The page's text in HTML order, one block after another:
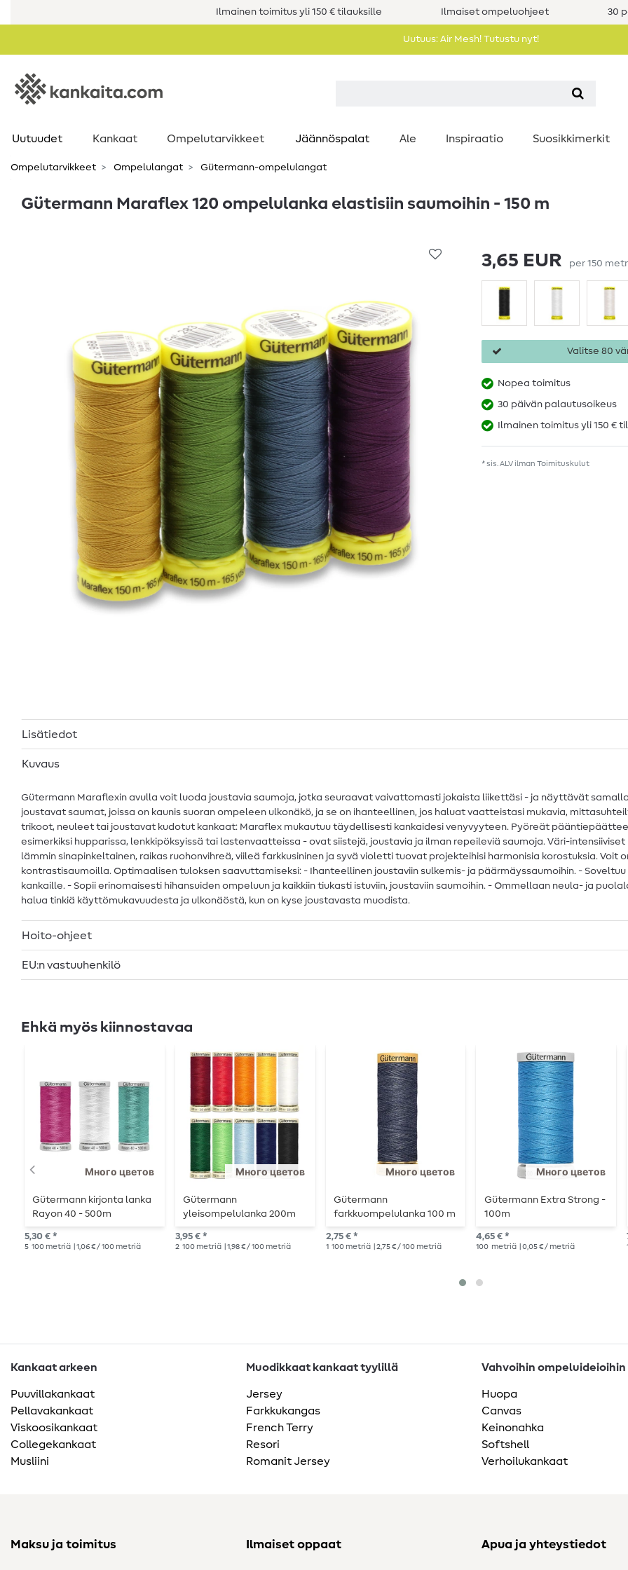
Ilmainen toimitus yli 150 € tilauksille Ilmaiset ompeluohjeet 30
Uutuus: Air Mesh! Tutustu nyt!
Uutuudet Kankaat Ompelutarvikkeet Jäännöspalat Ale Inspiraatio Suosikkimerkit
Ompelutarvikkeet Ompelulangat Gütermann-ompelulangat
Gütermann Maraflex 120 ompelulanka elastisiin saumoihin - 150 m
3,65 EUR per 150
Valitse 80
Nopea toimitus
30 päivän palautusoikeus
Ilmainen toimitus yli 150 €
* sis. ALV ilman Toimituskulut
Lisätiedot
Kuvaus
Gütermann Maraflexin avulla voit luoda joustavia saumoja, jotka seuraavat vaivattomasti jokaista liikettäsi - ja näyttävät
joustavat saumat, joissa on kaunis suoran ompeleen ulkonäkö, ja se on ihanteellinen, jos haluat vaatteistasi mukavia,
trikoot, neuleet tai joustavat kudotut kankaat: Maraflex mukautuu täydellisesti kankaidesi venyvyyteen. Pyöreät
esimerkiksi hupparissa, lenkkipöksyissä tai lastenvaatteissa - ovat siistejä, joustavia ja ilman repeileviä saumoja. Väri-
lämmin sinapinkeltainen, raikas ruohonvihreä, viileä farkkusininen ja syvä violetti tuovat projekteihisi harmonisia korostuksia.
kontrastisaumoilla. Optimaalisen tuloksen saavuttamiseksi: - Ihanteellinen joustaviin sulkemis- ja päärmäyssaumoihin. -
kankaille. - Sopii erinomaisesti hihansuiden ompeluun ja kaikkiin tiukasti istuviin, joustaviin saumoihin. - Ommellaan neula- ja
halua tinkiä käyttömukavuudesta ja ulkonäöstä, kun on kyse joustavasta muodista.
Hoito-ohjeet
EU:n vastuuhenkilö
Ehkä myös kiinnostavaa
Много цветов
Gütermann kirjonta lanka
Rayon 40 - 500m
5,30 € *
5 100 metriä | 1,06 € / 100 metriä
Много цветов
Gütermann
yleisompelulanka 200m
3,95 € *
2 100 metriä | 1,98 € / 100 metriä
Много цветов
Gütermann
farkkuompelulanka 100 m
2,75 € *
1 100 metriä | 2,75 € / 100 metriä
Много цветов
Gütermann Extra Strong -
100m
4,65 € *
100 metriä | 0,05 € / metriä
Kankaat arkeen
Puuvillakankaat
Pellavakankaat
Viskoosikankaat
Collegekankaat
Musliini
Muodikkaat kankaat tyylillä
Jersey
Farkkukangas
French Terry
Resori
Romanit Jersey
Vahvoihin ompeluideioihin
Huopa
Canvas
Keinonahka
Softshell
Verhoilukankaat
Maksu ja toimitus Ilmaiset oppaat Apua ja yhteystiedot